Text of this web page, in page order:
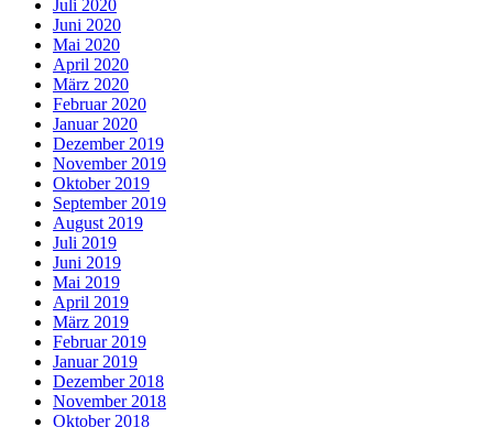
Juli 2020
Juni 2020
Mai 2020
April 2020
März 2020
Februar 2020
Januar 2020
Dezember 2019
November 2019
Oktober 2019
September 2019
August 2019
Juli 2019
Juni 2019
Mai 2019
April 2019
März 2019
Februar 2019
Januar 2019
Dezember 2018
November 2018
Oktober 2018